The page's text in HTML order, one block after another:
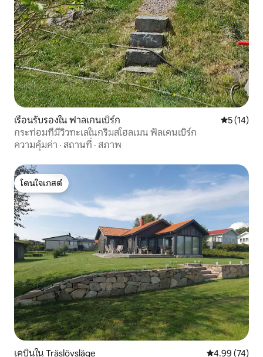
เรือนรับรองใน ฟาลเกนเบิร์ก คะแนนเฉลี่
5 (14)
กระท่อมที่มีวิวทะเลในกริมสโฮลเมน ฟัลเคนเบิร์ก
ความคุ้มค่า · สถานที่ · สภาพ
โดนใจเกสต์
โดนใจเกสต์
เคบินใน Träslövsläge คะแนนเฉลี่ย
4.99 (74)